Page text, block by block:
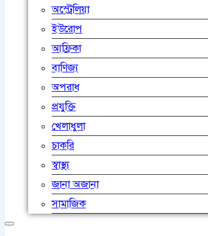
অস্ট্রেলিয়া
ইউরোপ
আফ্রিকা
বাণিজ্য
অপরাধ
প্রযুক্তি
খেলাধুলা
চাকরি
স্বাস্থ্য
জানা অজানা
সামাজিক